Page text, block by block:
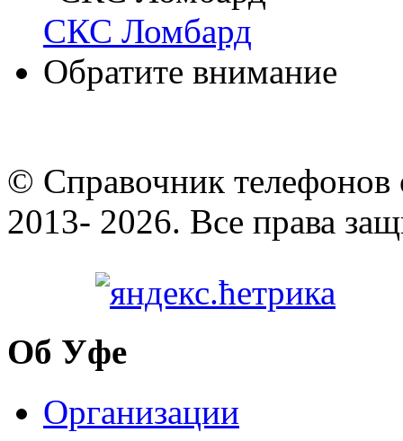
СКС Ломбард
Обратите внимание
© Cправочник телефонов
2013- 2026. Все права
Об Уфе
Организации